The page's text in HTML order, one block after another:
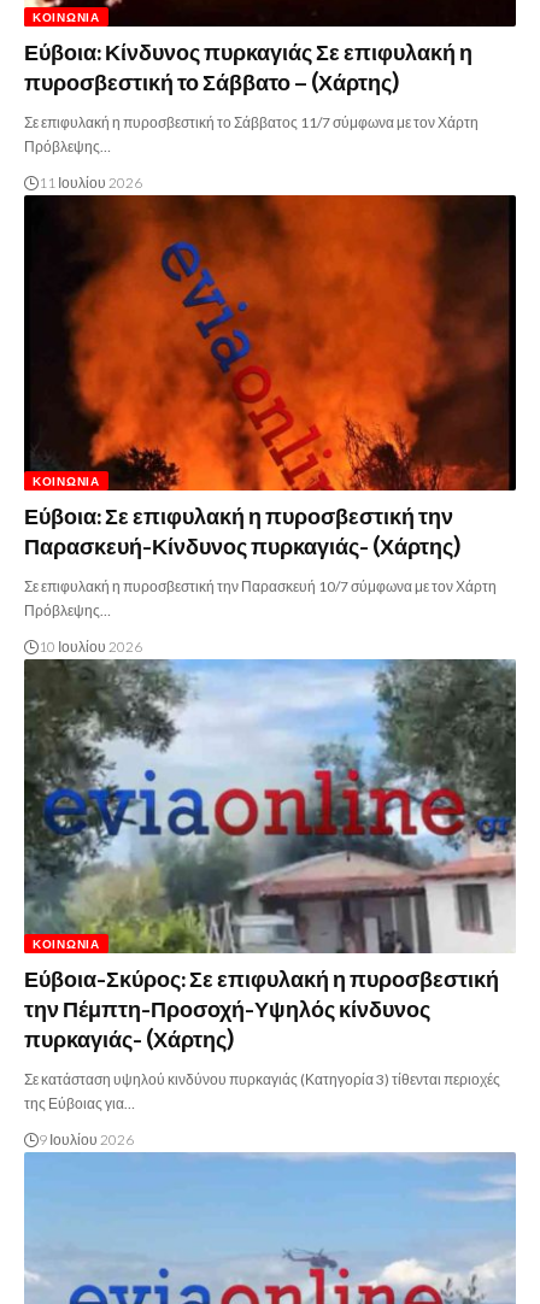
ΚΟΙΝΩΝΊΑ
Εύβοια: Κίνδυνος πυρκαγιάς Σε επιφυλακή η
πυροσβεστική το Σάββατο – (Χάρτης)
Σε επιφυλακή η πυροσβεστική το Σάββατος 11/7 σύμφωνα με τον Χάρτη
Πρόβλεψης…
11 Ιουλίου 2026
ΚΟΙΝΩΝΊΑ
Εύβοια: Σε επιφυλακή η πυροσβεστική την
Παρασκευή-Κίνδυνος πυρκαγιάς- (Χάρτης)
Σε επιφυλακή η πυροσβεστική την Παρασκευή 10/7 σύμφωνα με τον Χάρτη
Πρόβλεψης…
10 Ιουλίου 2026
ΚΟΙΝΩΝΊΑ
Εύβοια-Σκύρος: Σε επιφυλακή η πυροσβεστική
την Πέμπτη-Προσοχή-Υψηλός κίνδυνος
πυρκαγιάς- (Χάρτης)
Σε κατάσταση υψηλού κινδύνου πυρκαγιάς (Κατηγορία 3) τίθενται περιοχές
της Εύβοιας για…
9 Ιουλίου 2026